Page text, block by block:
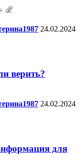
24.02.2024
верить?
24.02.2024
для